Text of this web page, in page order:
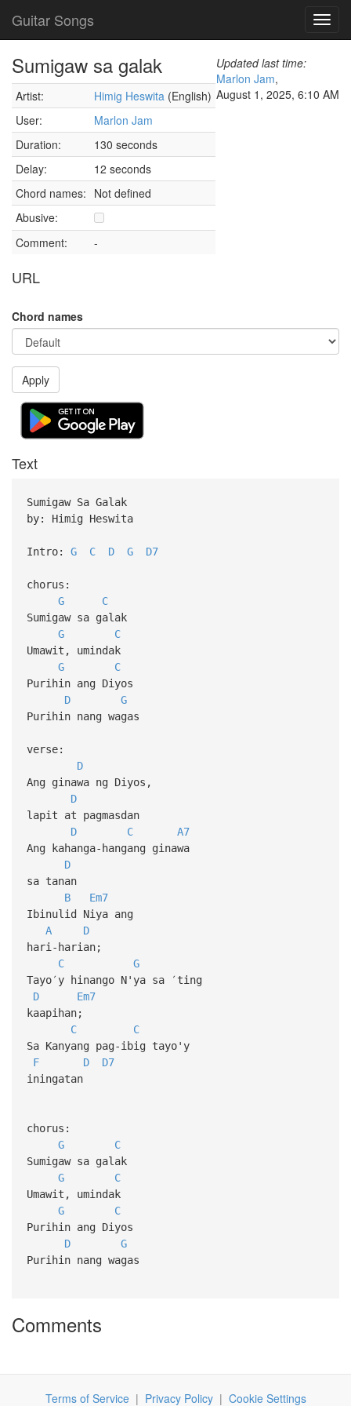
Guitar Songs
Sumigaw sa galak
Artist: Himig Heswita (English)
User:
Marlon Jam
Duration:
130 seconds
Delay:
12 seconds
Chord names: Not defined
Abusive:
Comment:
-
URL
Updated last time:
Marlon Jam,
August 1, 2025, 6:10 AM
Chord names
Apply
Text
Sumigaw Sa Galak
by: Himig Heswita
Intro: G C D G D7
chorus:
G
C
Sumigaw sa galak
G
C
Umawit, umindak
G
C
Purihin ang Diyos
D
G
Purihin nang wagas
verse:
D
Ang ginawa ng Diyos,
D
lapit at pagmasdan
D
C
A7
Ang kahanga-hangang ginawa
D
sa tanan
B
Em7
Ibinulid Niya ang
A
D
hari-harian;
C
G
Tayo′y hinango N'ya sa ′ting
D
Em7
kaapihan;
C
C
Sa Kanyang pag-ibig tayo'y
F
D
D7
iningatan
chorus:
G
C
Sumigaw sa galak
G
C
Umawit, umindak
G
C
Purihin ang Diyos
D
G
Purihin nang wagas
Comments
Terms of Service| Privacy Policy| Cookie Settings